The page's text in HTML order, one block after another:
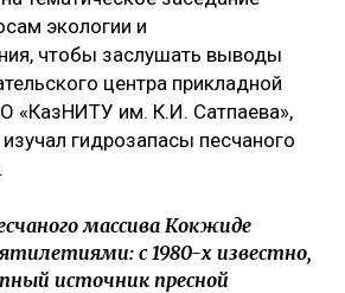
экологии и
чтобы заслушать выводы
центра прикладной
«КазНИТУ им. К.И. Сатпаева»,
гидрозапасы песчаного
массива Кокжиде
с 1980-х известно,
источник пресной